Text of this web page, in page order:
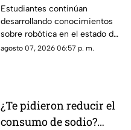
así convierten los
desechos algo útil
(+Video)
Estudiantes continúan
desarrollando conocimientos
sobre robótica en el estado de
Yucatán. Conoce los detalles.
agosto 07, 2026 06:57 p. m.
¿Te pidieron reducir el
consumo de sodio?